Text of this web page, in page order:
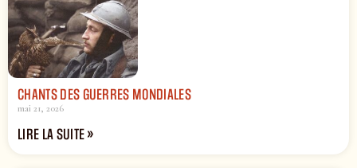
CHANTS DES GUERRES MONDIALES
mai 21, 2026
LIRE LA SUITE »